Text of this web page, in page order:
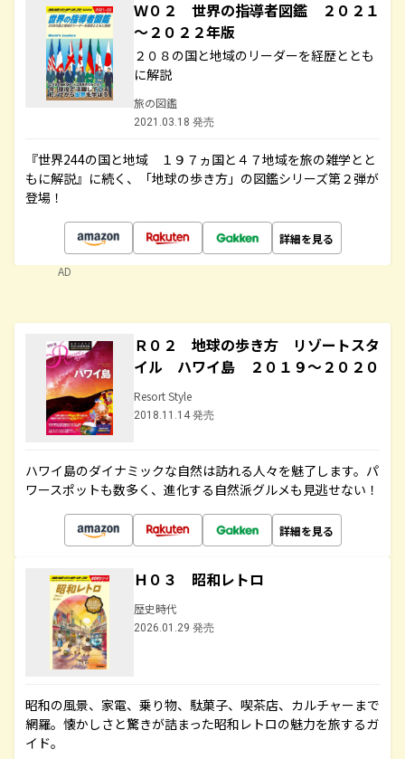
Ｗ０２ 世界の指導者図鑑 ２０２１
～２０２２年版
２０８の国と地域のリーダーを経歴ととも
に解説
旅の図鑑
2021.03.18 発売
『世界244の国と地域 １９７ヵ国と４７地域を旅の雑学とと
もに解説』に続く、「地球の歩き方」の図鑑シリーズ第２弾が
登場！
詳細を見る
AD
Ｒ０２ 地球の歩き方 リゾートスタ
イル ハワイ島 ２０１９～２０２０
Resort Style
2018.11.14 発売
ハワイ島のダイナミックな自然は訪れる人々を魅了します。パ
ワースポットも数多く、進化する自然派グルメも見逃せない！
詳細を見る
Ｈ０３ 昭和レトロ
歴史時代
2026.01.29 発売
昭和の風景、家電、乗り物、駄菓子、喫茶店、カルチャーまで
網羅。懐かしさと驚きが詰まった昭和レトロの魅力を旅するガ
イド。